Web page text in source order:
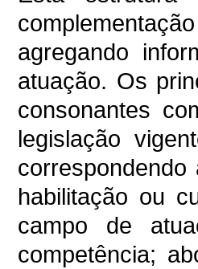
agregando
atuação. Os
consonantes
legislação
habilitação ou
campo de
competência;